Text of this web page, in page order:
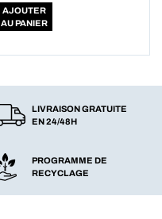
AJOUTER
AU PANIER
LIVRAISON GRATUITE
EN 24/48H
PROGRAMME DE
RECYCLAGE